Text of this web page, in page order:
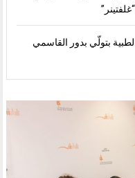
بتولّي بدور القاسمي